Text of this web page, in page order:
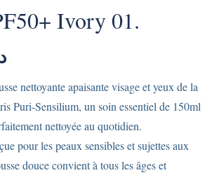
Ivory 01.
nettoyante apaisante visage et yeux de la
Puri-Sensilium, un soin essentiel de 150ml
nettoyée au quotidien.
pour les peaux sensibles et sujettes aux
douce convient à tous les âges et